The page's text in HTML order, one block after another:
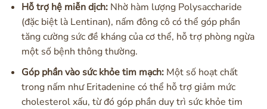
Hỗ trợ hệ miễn dịch:Nhờ hàm lượng Polysaccharide
(đặc biệt là Lentinan), nấm đông cô có thể góp phần
tăng cường sức đề kháng của cơ thể, hỗ trợ phòng ngừa
một số bệnh thông thường.
Góp phần vào sức khỏe tim mạch:Một số hoạt chất
trong nấm như Eritadenine có thể hỗ trợ giảm mức
cholesterol xấu, từ đó góp phần duy trì sức khỏe tim